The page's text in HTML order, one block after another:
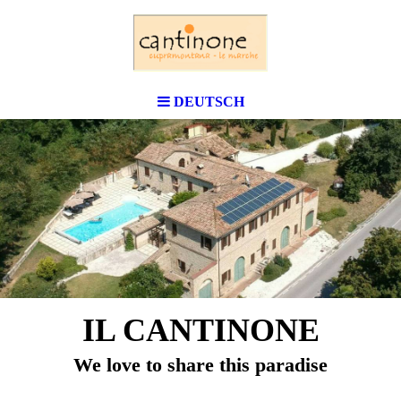
DEUTSCH
IL CANTINONE
We love to share this paradise